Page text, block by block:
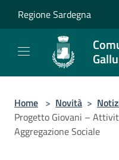
Regione Sardegna
Home > Novità >
Progetto Giovani –
Aggregazione Sociale